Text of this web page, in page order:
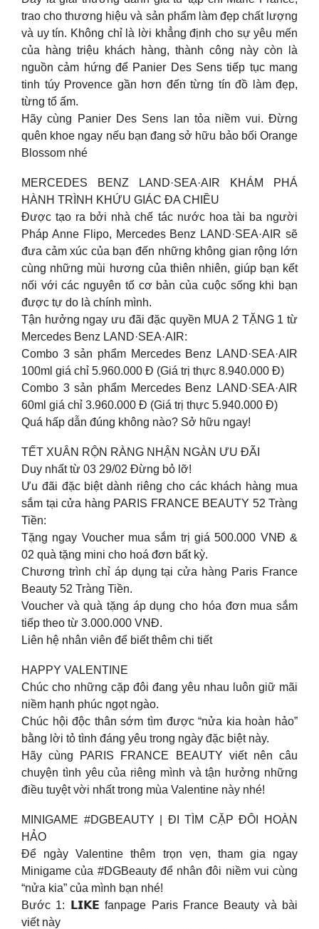
trao cho thương hiệu và sản phẩm làm đẹp chất lượng
và uy tín. Không chỉ là lời khẳng định cho sự yêu mến
của hàng triệu khách hàng, thành công này còn là
nguồn cảm hứng để Panier Des Sens tiếp tục mang
tinh túy Provence gần hơn đến từng tín đồ làm đẹp,
từng tổ ấm.
Hãy cùng Panier Des Sens lan tỏa niềm vui. Đừng
quên khoe ngay nếu bạn đang sở hữu bảo bối Orange
Blossom nhé
MERCEDES BENZ LAND·SEA·AIR KHÁM PHÁ
HÀNH TRÌNH KHỨU GIÁC ĐA CHIỀU
Được tạo ra bởi nhà chế tác nước hoa tài ba người
Pháp Anne Flipo, Mercedes Benz LAND·SEA·AIR sẽ
đưa cảm xúc của bạn đến những không gian rộng lớn
cùng những mùi hương của thiên nhiên, giúp bạn kết
nối với các nguyên tố cơ bản của cuộc sống khi bạn
được tự do là chính mình.
Tận hưởng ngay ưu đãi đặc quyền MUA 2 TẶNG 1 từ
Mercedes Benz LAND·SEA·AIR:
Combo 3 sản phẩm Mercedes Benz LAND·SEA·AIR
100ml giá chỉ 5.960.000 Đ (Giá trị thực 8.940.000 Đ)
Combo 3 sản phẩm Mercedes Benz LAND·SEA·AIR
60ml giá chỉ 3.960.000 Đ (Giá trị thực 5.940.000 Đ)
Quá hấp dẫn đúng không nào? Sở hữu ngay!
TẾT XUÂN RỘN RÀNG NHẬN NGÀN ƯU ĐÃI
Duy nhất từ 03 29/02 Đừng bỏ lỡ!
Ưu đãi đặc biệt dành riêng cho các khách hàng mua
sắm tại cửa hàng PARIS FRANCE BEAUTY 52 Tràng
Tiền:
Tặng ngay Voucher mua sắm trị giá 500.000 VNĐ &
02 quà tặng mini cho hoá đơn bất kỳ.
Chương trình chỉ áp dụng tại cửa hàng Paris France
Beauty 52 Tràng Tiền.
Voucher và quà tặng áp dụng cho hóa đơn mua sắm
tiếp theo từ 3.000.000 VNĐ.
Liên hệ nhân viên để biết thêm chi tiết
HAPPY VALENTINE
Chúc cho những cặp đôi đang yêu nhau luôn giữ mãi
niềm hạnh phúc ngọt ngào.
Chúc hội độc thân sớm tìm được “nửa kia hoàn hảo”
bằng lời tỏ tình đáng yêu trong ngày đặc biệt này.
Hãy cùng PARIS FRANCE BEAUTY viết nên câu
chuyện tình yêu của riêng mình và tận hưởng những
điều tuyệt vời nhất trong mùa Valentine này nhé!
MINIGAME #DGBEAUTY | ĐI TÌM CẶP ĐÔI HOÀN
HẢO
Để ngày Valentine thêm trọn vẹn, tham gia ngay
Minigame của #DGBeauty để nhân đôi niềm vui cùng
“nửa kia” của mình bạn nhé!
Bước 1: 𝗟𝗜𝗞𝗘 fanpage Paris France Beauty và bài
viết này